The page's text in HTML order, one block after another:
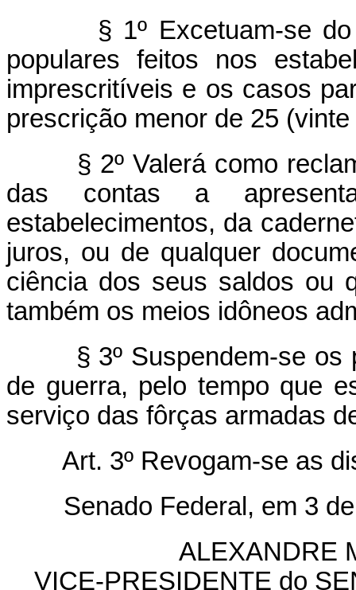
§ 1º Excetuam-se do
populares feitos nos
imprescritíveis e os casos
prescrição menor de 25
§ 2º Valerá como
das contas a
estabelecimentos, da
juros, ou de qualquer
ciência dos seus saldos ou
também os meios idôneos
§ 3º Suspendem-se os
de guerra, pelo tempo que
serviço das fôrças armadas
Art. 3º Revogam-se as
Senado Federal, em 3 de
ALEXANDRE
VICE-PRESIDENTE do